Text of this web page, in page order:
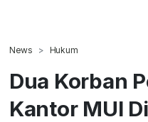
News Hukum
Dua Korban
Kantor MUI